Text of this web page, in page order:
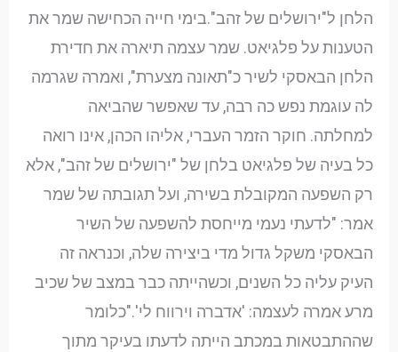
הלחן ל"ירושלים של זהב".בימי חייה הכחישה שמר את
הטענות על פלגיאט. שמר עצמה תיארה את חדירת
הלחן הבאסקי לשיר כ"תאונה מצערת", ואמרה שגרמה
לה עוגמת נפש כה רבה, עד שאפשר שהביאה
למחלתה. חוקר הזמר העברי, אליהו הכהן, אינו רואה
כל בעיה של פלגיאט בלחן של "ירושלים של זהב", אלא
רק השפעה המקובלת בשירה, ועל תגובתה של שמר
אמר: "לדעתי נעמי מייחסת להשפעה של השיר
הבאסקי משקל גדול מדי ביצירה שלה, וכנראה זה
העיק עליה כל השנים, וכשהייתה כבר במצב של שכיב
מרע אמרה לעצמה: 'אדברה וירווח לי'."כלומר
שההתבטאות במכתב הייתה לדעתו בעיקר מתוך